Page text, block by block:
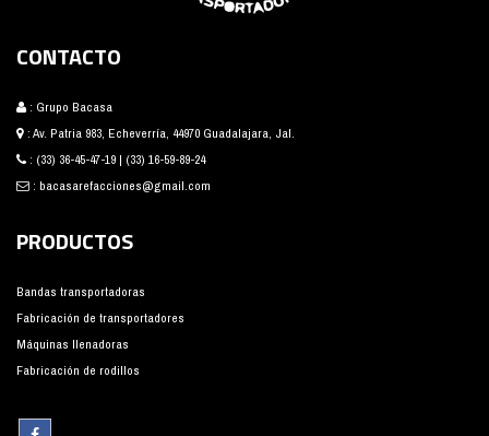
CONTACTO
: Grupo Bacasa
: Av. Patria 983, Echeverría, 44970 Guadalajara, Jal.
: (33) 36-45-47-19 | (33) 16-59-89-24
: bacasarefacciones@gmail.com
PRODUCTOS
Bandas transportadoras
Fabricación de transportadores
Máquinas llenadoras
Fabricación de rodillos